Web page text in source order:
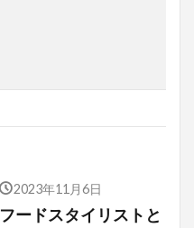
2023年11月6日
フードスタイリストと